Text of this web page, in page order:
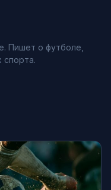
Пишет о футболе,
спорта.